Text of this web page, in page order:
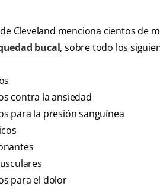
Cleveland menciona cientos de
bucal, sobre todo los
contra la ansiedad
para la presión sanguínea
para el dolor